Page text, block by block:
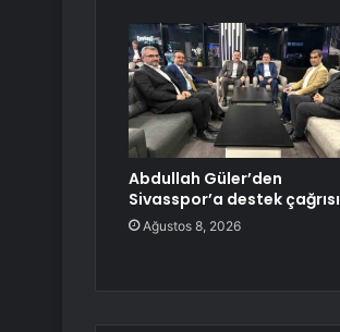
Abdullah Güler’den
Sivasspor’a destek çağrısı
Ağustos 8, 2026